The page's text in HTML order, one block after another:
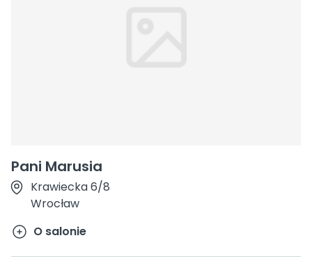
Pani Marusia
Krawiecka 6/8
Wrocław
O salonie